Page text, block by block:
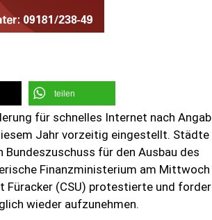
teilen
für schnelles Internet nach
Jahr vorzeitig eingestellt. Städte
für den Ausbau des
Finanzministerium am
Füracker (CSU) protestierte und
wieder aufzunehmen.